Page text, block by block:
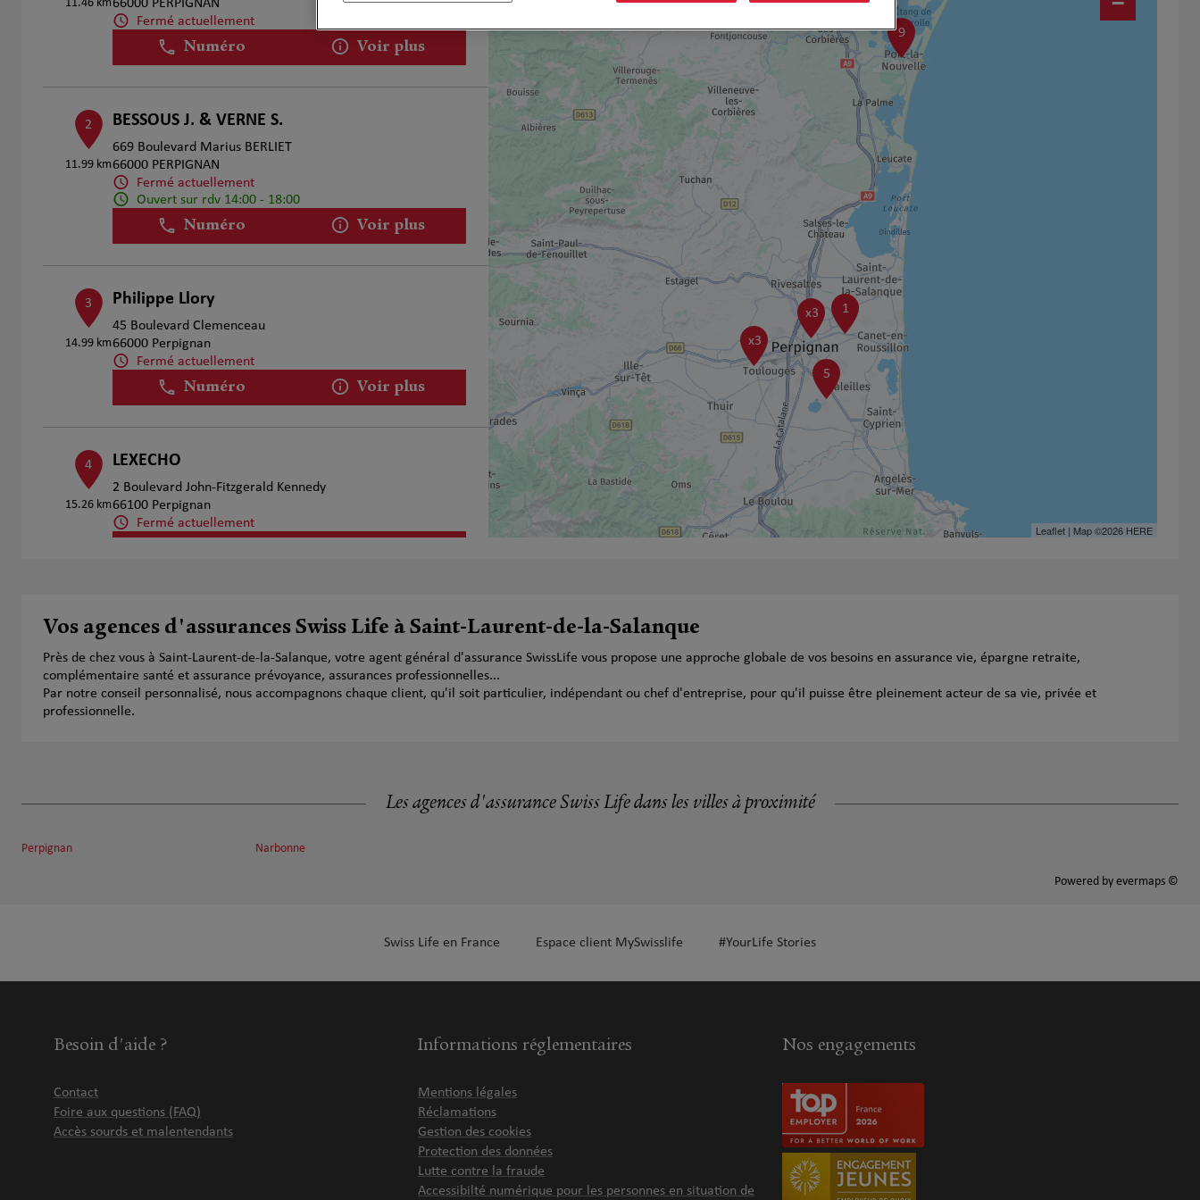
11.46 km 66000 PERPIGNAN
Fermé actuellement
Numéro Voir plus
2
11.99 km
BESSOUS J. & VERNE S.
669 Boulevard Marius BERLIET
66000 PERPIGNAN
Fermé actuellement
Ouvert sur rdv 14:00 - 18:00
Numéro Voir plus
3
14.99 km
Philippe Llory
45 Boulevard Clemenceau
66000 Perpignan
Fermé actuellement
Numéro Voir plus
4
15.26 km
LEXECHO
2 Boulevard John-Fitzgerald Kennedy
66100 Perpignan
Fermé actuellement
5
19.99 km
SAURA Richard et BOUANQ Fouad
4 rue des Lilas
66180 Villeneuve de la Raho
Fermé actuellement
Ouvert sur rdv 13:30 - 19:30
6
20.8 km
Henri Bonnel
8 DHEILLY VILA P. & ESPILONDO J.
8 Bis rue des Champs
9
x3
5
1
x3
Leaflet| Map ©2026 HERE
Vos agences d'assurances Swiss Life à Saint-Laurent-de-la-Salanque
Près de chez vous à Saint-Laurent-de-la-Salanque, votre agent général d'assurance SwissLife vous propose une approche globale de vos besoins en assurance vie, épargne retraite,
complémentaire santé et assurance prévoyance, assurances professionnelles...
Par notre conseil personnalisé, nous accompagnons chaque client, qu'il soit particulier, indépendant ou chef d'entreprise, pour qu'il puisse être pleinement acteur de sa vie, privée et
professionnelle.
Les agences d'assurance Swiss Life dans les villes à proximité
Perpignan Narbonne
Powered by evermaps ©
Swiss Life en France Espace client MySwisslife #YourLife Stories
Besoin d'aide ?
Contact
Foire aux questions (FAQ)
Accès sourds et malentendants
Informations réglementaires
Mentions légales
Réclamations
Gestion des cookies
Protection des données
Lutte contre la fraude
Accessibilté numérique pour les personnes en situation de
Nos engagements